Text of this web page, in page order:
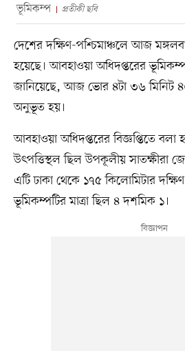
ভূমিকম্প প্রতীকী ছবি
দেশের দক্ষিণ-পশ্চিমাঞ্চলে আজ
হয়েছে। আবহাওয়া অধিদপ্তরের ভূমিকম্প
জানিয়েছে, আজ ভোর ৪টা ৩৬ মিনিট
অনুভূত হয়।
আবহাওয়া অধিদপ্তরের বিজ্ঞপ্তিতে
উৎপত্তিস্থল ছিল উপকূলীয় সাতক্ষীরা
এটি ঢাকা থেকে ১৭৫ কিলোমিটার
ভূমিকম্পটির মাত্রা ছিল ৪ দশমিক ১।